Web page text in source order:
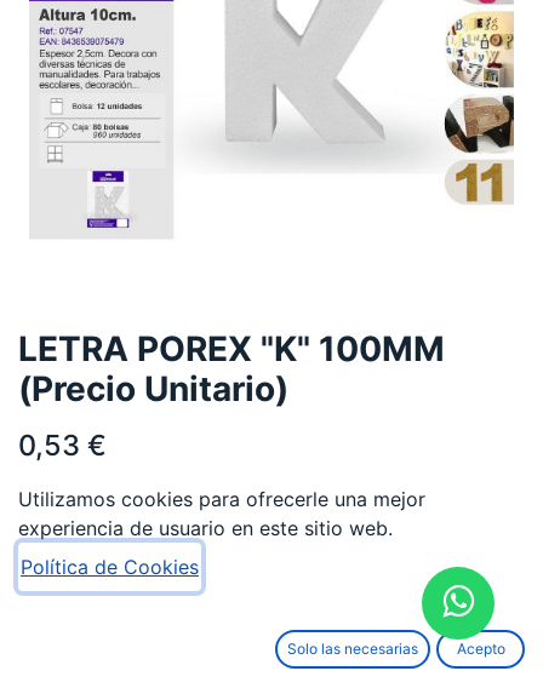
LETRA POREX "K" 100MM
(Precio Unitario)
0,53 €
AÑADIR AL CARRITO
Utilizamos cookies para ofrecerle una mejor
experiencia de usuario en este sitio web.
Política de Cookies
Solo las necesarias Acepto